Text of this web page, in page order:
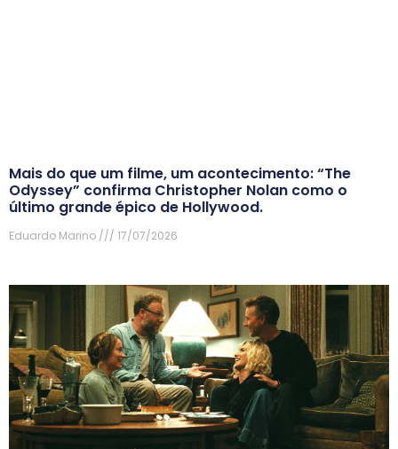
Mais do que um filme, um acontecimento: “The
Odyssey” confirma Christopher Nolan como o
último grande épico de Hollywood.
Eduardo Marino 17/07/2026